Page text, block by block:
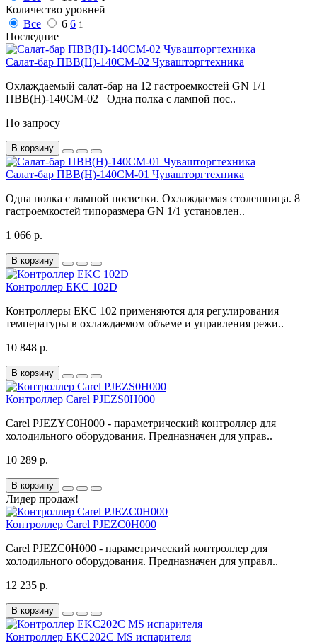
Количество уровней
Все
6 6 1
Последние
Салат-бар ПВВ(Н)-140СМ-02 Чувашторгтехника
Охлаждаемый салат-бар на 12 гастроемкостей GN 1/1
ПВВ(Н)-140СМ-02 Одна полка с лампой пос..
По запросу
В корзину
Салат-бар ПВВ(Н)-140СМ-01 Чувашторгтехника
Одна полка с лампой посветки. Охлаждаемая столешница. 8
гастроемкостей типоразмера GN 1/1 установлен..
1 066 р.
В корзину
Контроллер EKC 102D
Контроллеры EKC 102 применяются для регулирования
температуры в охлаждаемом объеме и управления режи..
10 848 р.
В корзину
Контроллер Carel PJEZS0H000
Carel PJEZYC0H000 - параметрический контроллер для
холодильного оборудования. Предназначен для управ..
10 289 р.
В корзину
Лидер продаж!
Контроллер Carel PJEZC0H000
Carel PJEZC0H000 - параметрический контроллер для
холодильного оборудования. Предназначен для управл..
12 235 р.
В корзину
Контроллер EKC202C MS испарителя